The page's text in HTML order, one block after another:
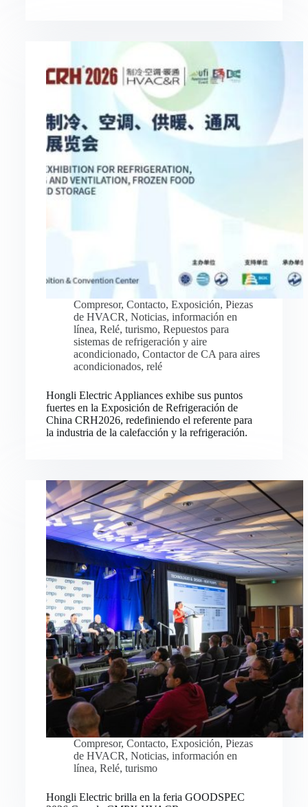
Compresor, Contacto, Exposición, Piezas
de HVACR, Noticias, información en
línea, Relé, turismo, Repuestos para
sistemas de refrigeración y aire
acondicionado, Contactor de CA para aires
acondicionados, relé
Hongli Electric Appliances exhibe sus puntos
fuertes en la Exposición de Refrigeración de
China CRH2026, redefiniendo el referente para
la industria de la calefacción y la refrigeración.
Compresor, Contacto, Exposición, Piezas
de HVACR, Noticias, información en
línea, Relé, turismo
Hongli Electric brilla en la feria GOODSPEC